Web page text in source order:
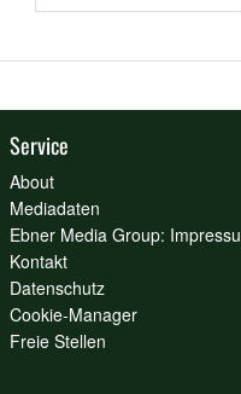
Service
About
Mediadaten
Ebner Media Group:
Kontakt
Datenschutz
Cookie-Manager
Freie Stellen